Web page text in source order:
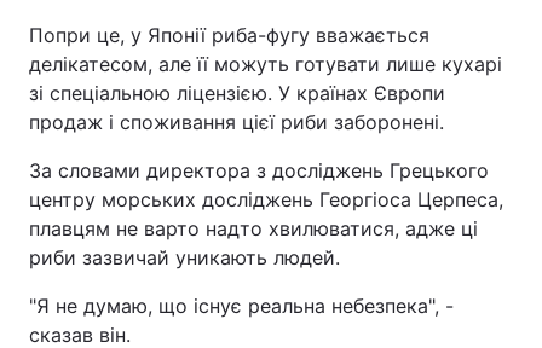
Попри це, у Японії риба-фугу вважається
делікатесом, але її можуть готувати лише кухарі
зі спеціальною ліцензією. У країнах Європи
продаж і споживання цієї риби заборонені.
За словами директора з досліджень Грецького
центру морських досліджень Георгіоса Церпеса,
плавцям не варто надто хвилюватися, адже ці
риби зазвичай уникають людей.
"Я не думаю, що існує реальна небезпека", -
сказав він.